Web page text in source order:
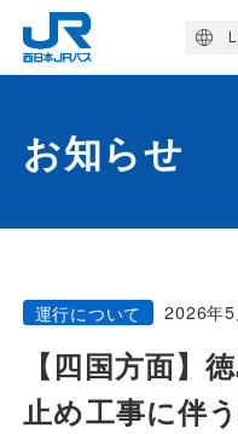
トップページ
西バスの魅力
高速バス
定期観光バス
お知らせ
運行について 2026年
【四国方面】
止め工事に伴